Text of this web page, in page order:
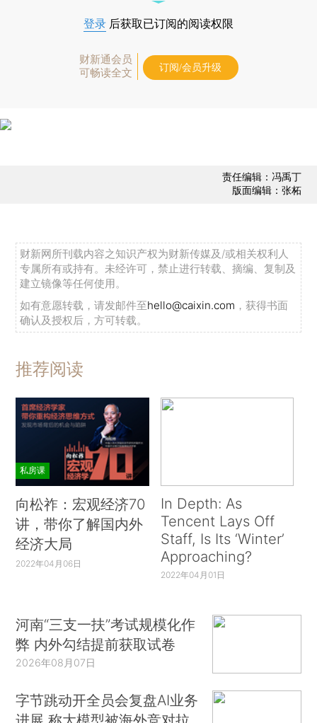
登录 后获取已订阅的阅读权限
财新通会员
可畅读全文
订阅/会员升级
责任编辑：冯禹丁
版面编辑：张柘
财新网所刊载内容之知识产权为财新传媒及/或相关权利人
专属所有或持有。未经许可，禁止进行转载、摘编、复制及
建立镜像等任何使用。
如有意愿转载，请发邮件至hello@caixin.com ，获得书面
确认及授权后，方可转载。
推荐阅读
私房课
向松祚：宏观经济70
讲，带你了解国内外
经济大局
2022年04月06日
In Depth: As
Tencent Lays Off
Staff, Is Its ‘Winter’
Approaching?
2022年04月01日
河南“三支一扶”考试规模化作
弊 内外勾结提前获取试卷
2026年08月07日
字节跳动开全员会复盘AI业务